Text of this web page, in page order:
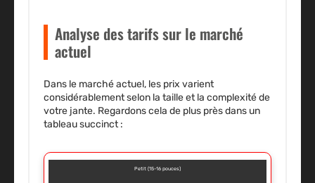
Analyse des tarifs sur le marché
actuel
Dans le marché actuel, les prix varient
considérablement selon la taille et la complexité de
votre jante. Regardons cela de plus près dans un
tableau succinct :
Petit (15-16 pouces)